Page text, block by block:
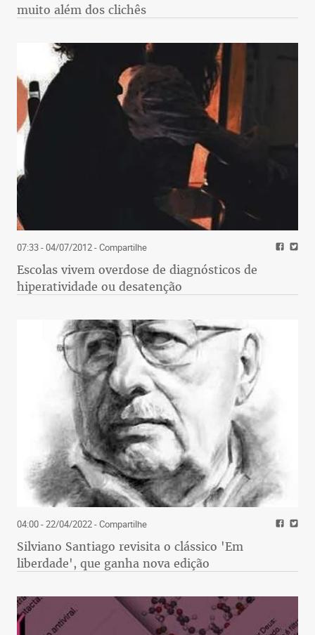
muito além dos clichês
07:33 - 04/07/2012- Compartilhe
Escolas vivem overdose de diagnósticos de
hiperatividade ou desatenção
04:00 - 22/04/2022- Compartilhe
Silviano Santiago revisita o clássico 'Em
liberdade', que ganha nova edição